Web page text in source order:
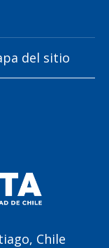
del sitio
Chile